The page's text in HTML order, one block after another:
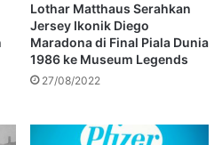
Lothar Matthaus Serahkan
Jersey Ikonik Diego
Maradona di Final Piala Dunia
1986 ke Museum Legends
27/08/2022